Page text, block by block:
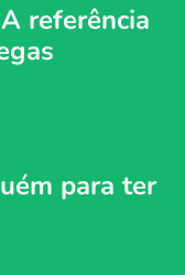
referência
para ter